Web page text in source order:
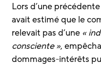
Lors d’une
avait estimé que le
relevait pas d’une «
consciente »,
dommages-intérêts